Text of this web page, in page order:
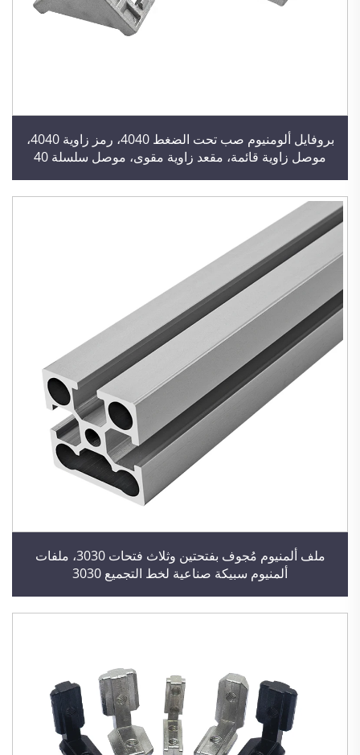
بروفايل ألومنيوم صب تحت الضغط 4040، رمز زاوية 4040،
موصل زاوية قائمة، مقعد زاوية مقوى، موصل سلسلة 40
ملف ألمنيوم مُجوف بفتحتين وثلاث فتحات 3030، ملفات
ألمنيوم سبيكة صناعية لخط التجميع 3030